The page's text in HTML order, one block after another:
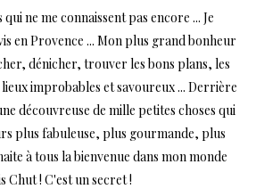
ne me connaissent pas encore ... Je
en Provence ... Mon plus grand bonheur
dénicher, trouver les bons plans, les
improbables et savoureux ... Derrière
découvreuse de mille petites choses qui
plus fabuleuse, plus gourmande, plus
à tous la bienvenue dans mon monde
Chut ! C'est un secret !